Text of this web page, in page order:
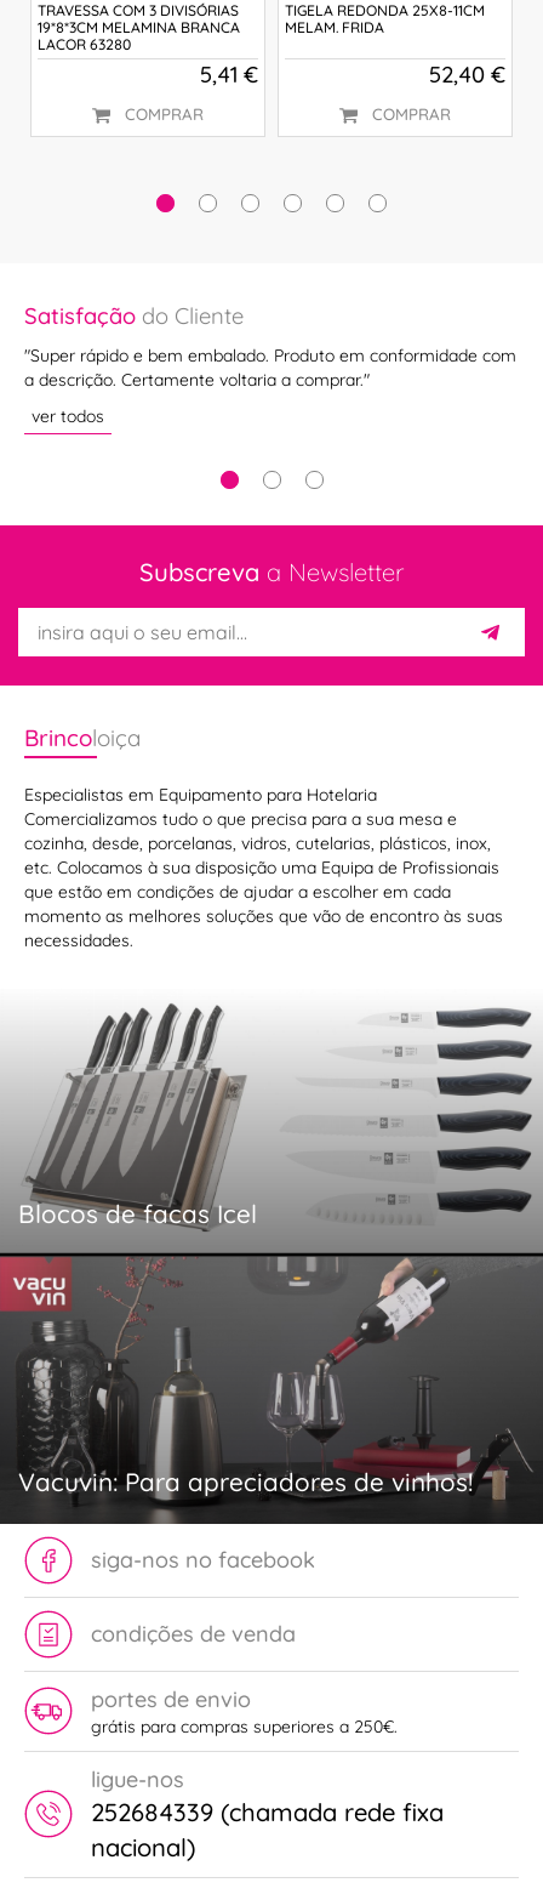
TRAVESSA COM 3 DIVISÓRIAS
19*8*3CM MELAMINA BRANCA
LACOR 63280
5,41 €
COMPRAR
TIGELA REDONDA 25X8-11CM
MELAM. FRIDA
52,40 €
COMPRAR
Satisfação do Cliente
"Super rápido e bem embalado. Produto em conformidade com
a descrição. Certamente voltaria a comprar."
ver todos
Subscreva a Newsletter
Brincoloiça
Especialistas em Equipamento para Hotelaria
Comercializamos tudo o que precisa para a sua mesa e
cozinha, desde, porcelanas, vidros, cutelarias, plásticos, inox,
etc. Colocamos à sua disposição uma Equipa de Profissionais
que estão em condições de ajudar a escolher em cada
momento as melhores soluções que vão de encontro às suas
necessidades.
Blocos de facas Icel
Vacuvin: Para apreciadores de vinhos!
siga-nos no facebook
condições de venda
portes de envio
grátis para compras superiores a 250€.
ligue-nos
252684339 (chamada rede fixa
nacional)